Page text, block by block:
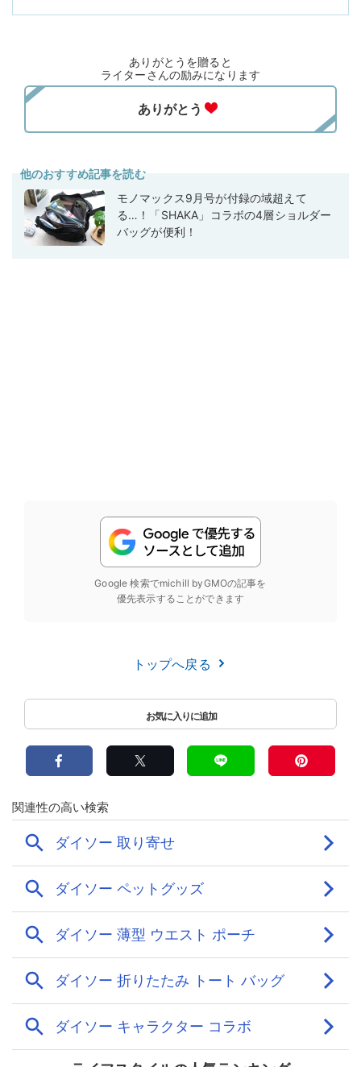
ありがとうを贈ると
ライターさんの励みになります
他のおすすめ記事を読む
モノマックス9月号が付録の域超えて
る…！「SHAKA」コラボの4層ショルダー
バッグが便利！
Google 検索でmichill byGMOの記事を
優先表示することができます
トップへ戻る